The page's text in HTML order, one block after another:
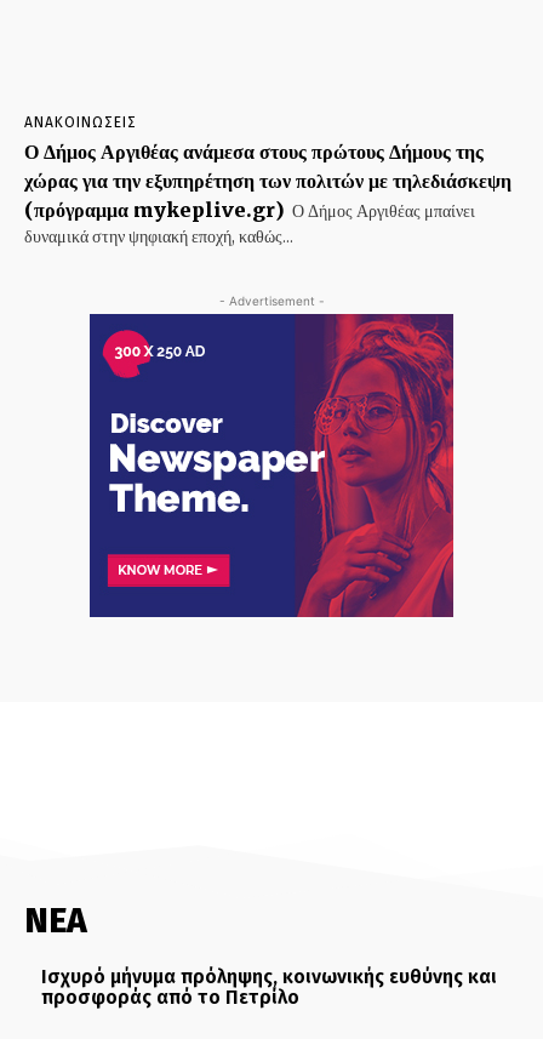
ΑΝΑΚΟΙΝΩΣΕΙΣ
Ο Δήμος Αργιθέας ανάμεσα στους πρώτους Δήμους της
χώρας για την εξυπηρέτηση των πολιτών με τηλεδιάσκεψη
(πρόγραμμα mykeplive.gr) Ο Δήμος Αργιθέας μπαίνει
δυναμικά στην ψηφιακή εποχή, καθώς...
- Advertisement -
ΝΕΑ
Ισχυρό μήνυμα πρόληψης, κοινωνικής ευθύνης και
προσφοράς από το Πετρίλο